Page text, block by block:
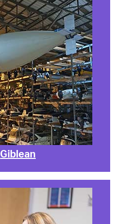
Giblean